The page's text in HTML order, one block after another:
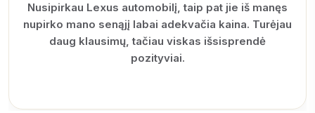
Nusipirkau Lexus automobilį, taip pat jie iš manęs
nupirko mano senąjį labai adekvačia kaina. Turėjau
daug klausimų, tačiau viskas išsisprendė
pozityviai.